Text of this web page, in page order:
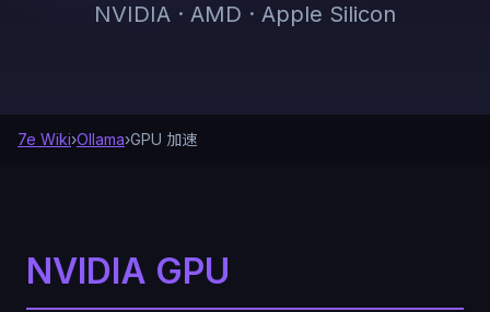
NVIDIA · AMD · Apple Silicon
7e Wiki›Ollama›GPU 加速
NVIDIA GPU